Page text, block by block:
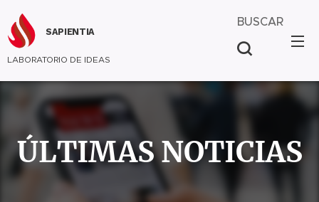
SAPIENTIA
LABORATORIO DE IDEAS
BUSCAR
ÚLTIMAS NOTICIAS